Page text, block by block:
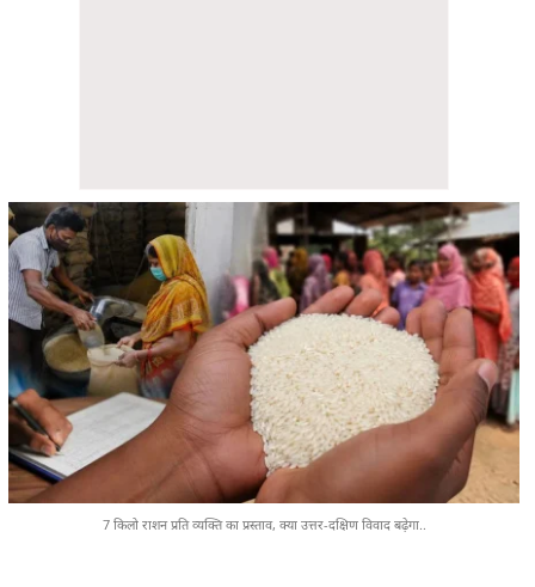
7 किलो राशन प्रति व्यक्ति का प्रस्ताव, क्या उत्तर-दक्षिण विवाद बढ़ेगा..